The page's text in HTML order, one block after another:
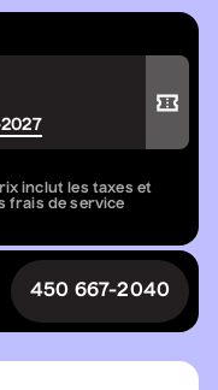
des Arts
de cordes
Maison des Arts
inclut les taxes et
frais de service
450 667-2040